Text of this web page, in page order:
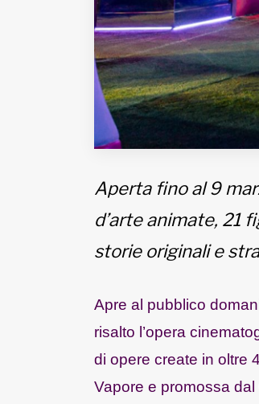
Aperta fino al 9
d’arte animate, 21
storie originali e
Apre al pubblico
risalto l’opera
di opere create in oltre
Vapore e promossa